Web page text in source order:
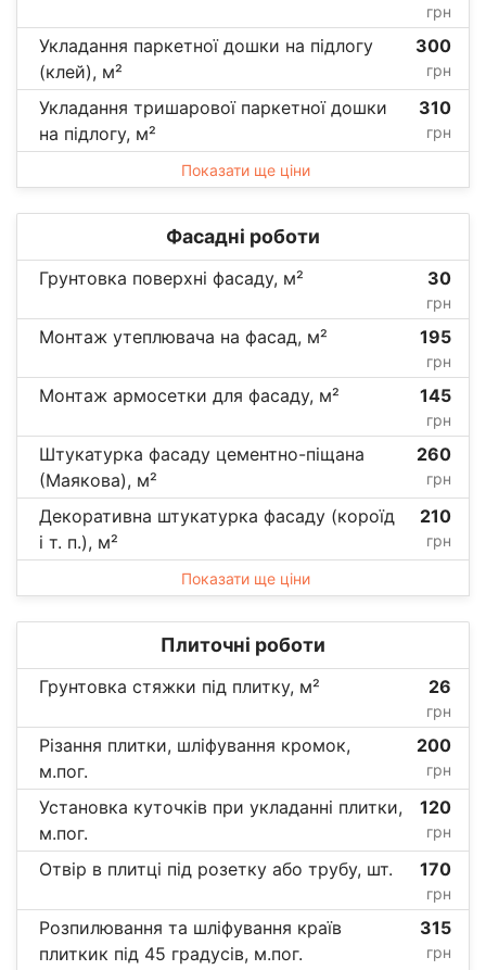
грн
Укладання паркетної дошки на підлогу
(клей), м²
300
грн
Укладання тришарової паркетної дошки
на підлогу, м²
310
грн
Показати ще ціни
Фасадні роботи
Грунтовка поверхні фасаду, м² 30
грн
Монтаж утеплювача на фасад, м² 195
грн
Монтаж армосетки для фасаду, м² 145
грн
Штукатурка фасаду цементно-піщана
(Маякова), м²
260
грн
Декоративна штукатурка фасаду (короїд
і т. п.), м²
210
грн
Показати ще ціни
Плиточні роботи
Грунтовка стяжки під плитку, м² 26
грн
Різання плитки, шліфування кромок,
м.пог.
200
грн
Установка куточків при укладанні плитки,
м.пог.
120
грн
Отвір в плитці під розетку або трубу, шт. 170
грн
Розпилювання та шліфування країв
плиткик під 45 градусів, м.пог.
315
грн